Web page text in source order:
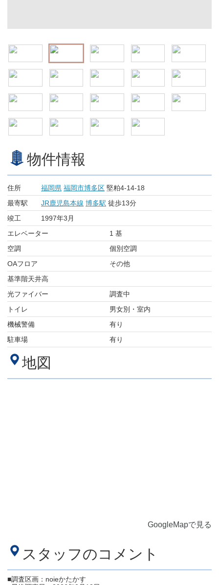
物件情報
住所 福岡県 福岡市博多区 堅粕4-14-18
最寄駅
JR鹿児島本線 博多駅 徒歩13分
竣工
1997年3月
エレベーター
1 基
空調
個別空調
OAフロア
その他
基準階天井高
光ファイバー
調査中
トイレ
男女別・室内
機械警備
有り
駐車場
有り
地図
GoogleMapで見る
スタッフのコメント
■調査区画：noieかたかす